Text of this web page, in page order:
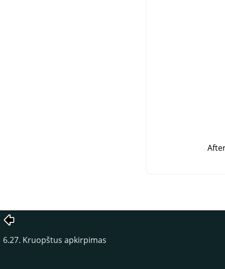
6.27. Kruopštus apkirpimas